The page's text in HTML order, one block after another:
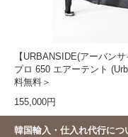
【URBANSIDE(アーバン
プロ 650 エアーテント
料無料＞
155,000円
韓国輸入・仕入れ代行につ